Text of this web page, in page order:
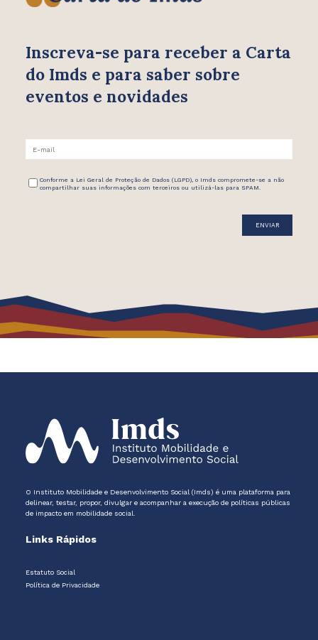
Inscreva-se para receber a Carta
do Imds e para saber sobre
eventos e novidades
Conforme a Lei Geral de Proteção de Dados (LGPD), o Imds compromete-se a não
compartilhar suas informações com terceiros ou utilizá-las para SPAM.
O Instituto Mobilidade e Desenvolvimento Social (Imds) é uma plataforma para
delinear, testar, propor, divulgar e acompanhar a execução de políticas públicas
de impacto em mobilidade social.
Links Rápidos
Estatuto Social
Política de Privacidade